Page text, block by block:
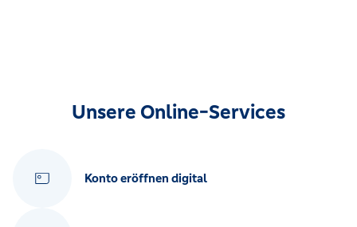
Unsere Online-Services
Konto eröffnen digital